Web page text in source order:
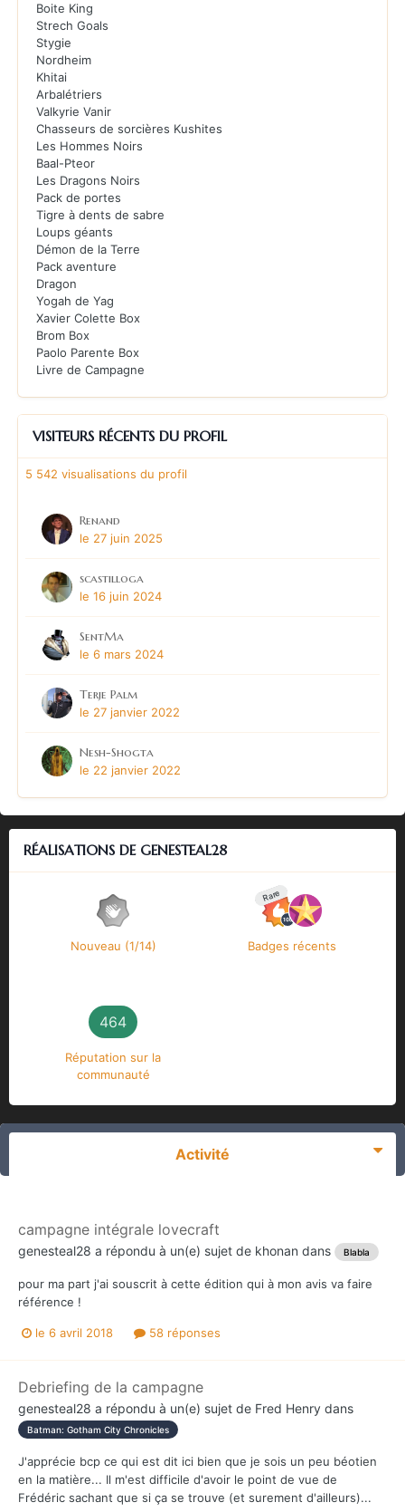
Boite King
Strech Goals
Stygie
Nordheim
Khitai
Arbalétriers
Valkyrie Vanir
Chasseurs de sorcières Kushites
Les Hommes Noirs
Baal-Pteor
Les Dragons Noirs
Pack de portes
Tigre à dents de sabre
Loups géants
Démon de la Terre
Pack aventure
Dragon
Yogah de Yag
Xavier Colette Box
Brom Box
Paolo Parente Box
Livre de Campagne
VISITEURS RÉCENTS DU PROFIL
5 542 visualisations du profil
Renand
le 27 juin 2025
scastilloga
le 16 juin 2024
SentMa
le 6 mars 2024
Terje Palm
le 27 janvier 2022
Nesh-Shogta
le 22 janvier 2022
RÉALISATIONS DE GENESTEAL28
Nouveau (1/14)
Rare
Badges récents
464
Réputation sur la
communauté
Activité
campagne intégrale lovecraft
genesteal28 a répondu à un(e) sujet de khonan dans Blabla
pour ma part j'ai souscrit à cette édition qui à mon avis va faire
référence !
le 6 avril 2018 58 réponses
Debriefing de la campagne
genesteal28 a répondu à un(e) sujet de Fred Henry dans
Batman: Gotham City Chronicles
J'apprécie bcp ce qui est dit ici bien que je sois un peu béotien
en la matière... Il m'est difficile d'avoir le point de vue de
Frédéric sachant que si ça se trouve (et surement d'ailleurs)...